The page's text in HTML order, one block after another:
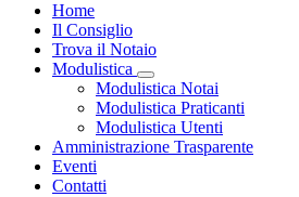
Home
Il Consiglio
Trova il Notaio
Modulistica
Visualizza menù di
Modulistica Notai
Modulistica Praticanti
Modulistica Utenti
Amministrazione Trasparente
Eventi
Contatti